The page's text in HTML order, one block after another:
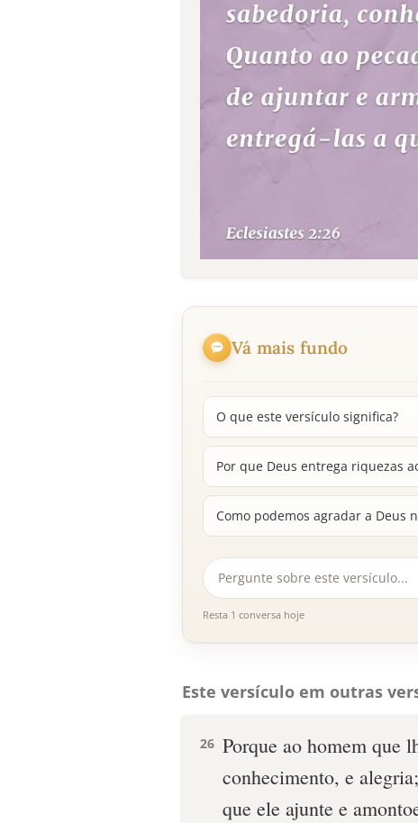
Vá mais fundo
O que este versículo significa?
Por que Deus entrega riquezas
Como podemos agradar a Deus
Resta 1 conversa hoje
Este versículo em outras
26 Porque ao homem que
conhecimento, e
que ele ajunte e